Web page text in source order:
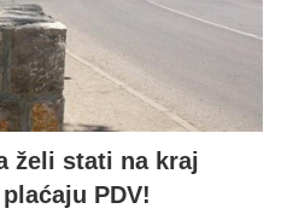
želi stati na kraj
PDV!